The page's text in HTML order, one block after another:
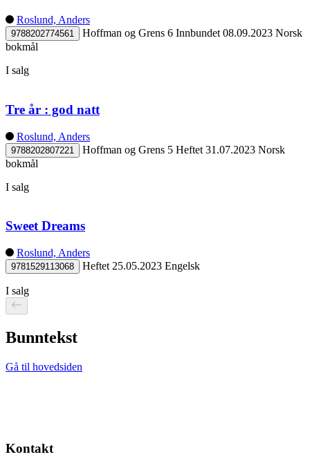
Roslund, Anders
9788202774561 Hoffman og Grens 6 Innbundet 08.09.2023 Norsk
bokmål
I salg
Tre år : god natt
Roslund, Anders
9788202807221 Hoffman og Grens 5 Heftet 31.07.2023 Norsk
bokmål
I salg
Sweet Dreams
Roslund, Anders
9781529113068 Heftet 25.05.2023 Engelsk
I salg
Bunntekst
Gå til hovedsiden
Kontakt